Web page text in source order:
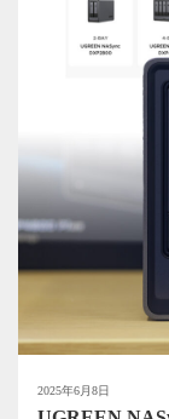
2025年6月8日